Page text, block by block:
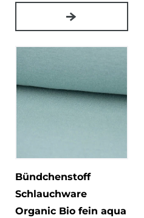
Bündchenstoff
Schlauchware
Organic Bio fein aqua